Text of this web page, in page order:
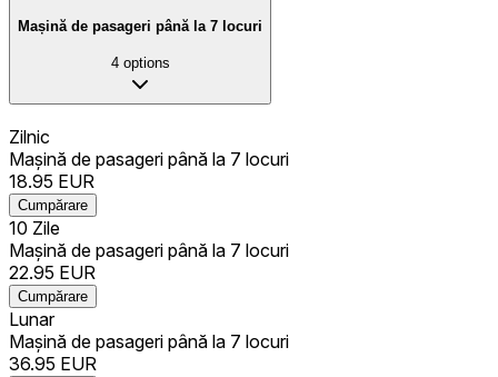
Mașină de pasageri până la 7 locuri
4 options
Zilnic
Mașină de pasageri până la 7 locuri
18.95 EUR
Cumpărare
10 Zile
Mașină de pasageri până la 7 locuri
22.95 EUR
Cumpărare
Lunar
Mașină de pasageri până la 7 locuri
36.95 EUR